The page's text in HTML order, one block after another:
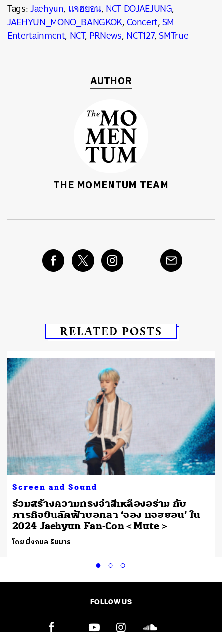
Tags:Jaehyun, แจฮยอน,NCT DOJAEJUNG,
JAEHYUN_MONO_BANGKOK,Concert,SM
Entertainment, NCT,PRNews,NCT127,SMTrue
AUTHOR
THE MOMENTUM TEAM
RELATED POSTS
Screen and Sound
ร่วมสร้างความทรงจำสีเหลืองอร่าม กับ
ภารกิจบินลัดฟ้าบอกลา ‘จอง แจฮยอน’ ใน
2024 Jaehyun Fan-Con＜Mute＞
โดย มิ่งกมล รินมาร
FOLLOW US